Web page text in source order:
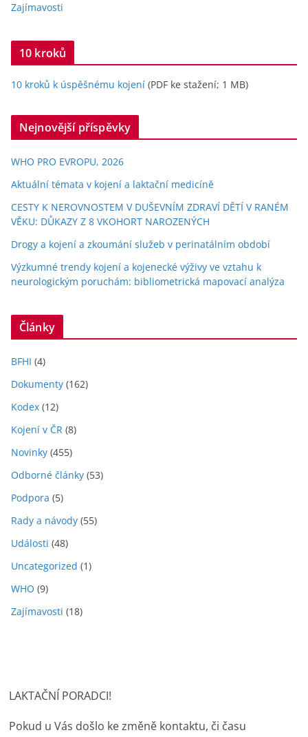
Zajímavosti
10 kroků
10 kroků k úspěšnému kojení (PDF ke stažení; 1 MB)
Nejnovější příspěvky
WHO PRO EVROPU, 2026
Aktuální témata v kojení a laktační medicíně
CESTY K NEROVNOSTEM V DUŠEVNÍM ZDRAVÍ DĚTÍ V RANÉM
VĚKU: DŮKAZY Z 8 VKOHORT NAROZENÝCH
Drogy a kojení a zkoumání služeb v perinatálním období
Výzkumné trendy kojení a kojenecké výživy ve vztahu k
neurologickým poruchám: bibliometrická mapovací analýza
Články
BFHI (4)
Dokumenty (162)
Kodex (12)
Kojení v ČR (8)
Novinky (455)
Odborné články (53)
Podpora (5)
Rady a návody (55)
Události (48)
Uncategorized (1)
WHO (9)
Zajímavosti (18)
LAKTAČNÍ PORADCI!
Pokud u Vás došlo ke změně kontaktu, či času